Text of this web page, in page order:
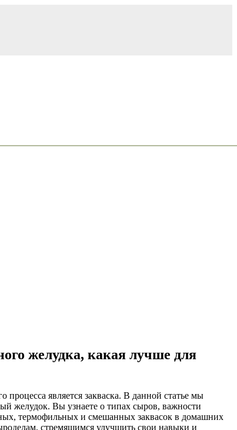
желудка, какая лучше для
является закваска. В данной статье мы
желудок. Вы узнаете о типах сыров, важности
термофильных и смешанных заквасок в домашних
стремящимся улучшить свои навыки и